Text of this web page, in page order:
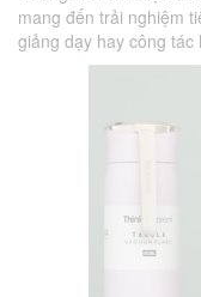
mang đến trải nghiệm
giảng dạy hay công tác